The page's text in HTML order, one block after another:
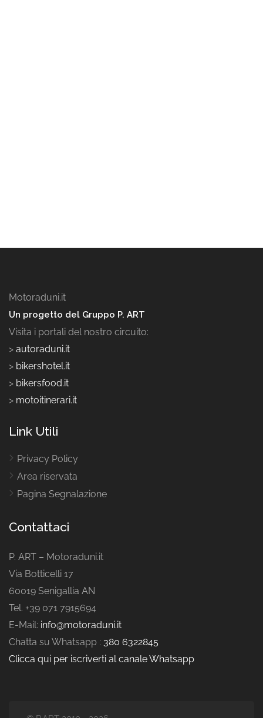
Motoraduni.it
Un progetto del Gruppo P. ART
Visita i portali del nostro circuito:
> autoraduni.it
> bikershotel.it
> bikersfood.it
> motoitinerari.it
Link Utili
Privacy Policy
Area riservata
Pagina Segnalazione
Contattaci
P. ART – Motoraduni.it
Via Botticelli 17
60019 Senigallia AN
Tel. +39 071 7915694
E-Mail: info@motoraduni.it
Chatta su Whatsapp : 380 6322845
Clicca qui per iscriverti al canale Whatsapp